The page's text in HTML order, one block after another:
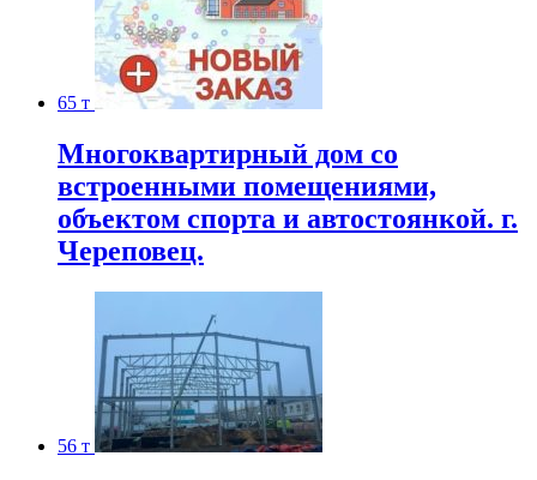
65 т
Многоквартирный дом со
встроенными помещениями,
объектом спорта и автостоянкой. г.
Череповец.
56 т